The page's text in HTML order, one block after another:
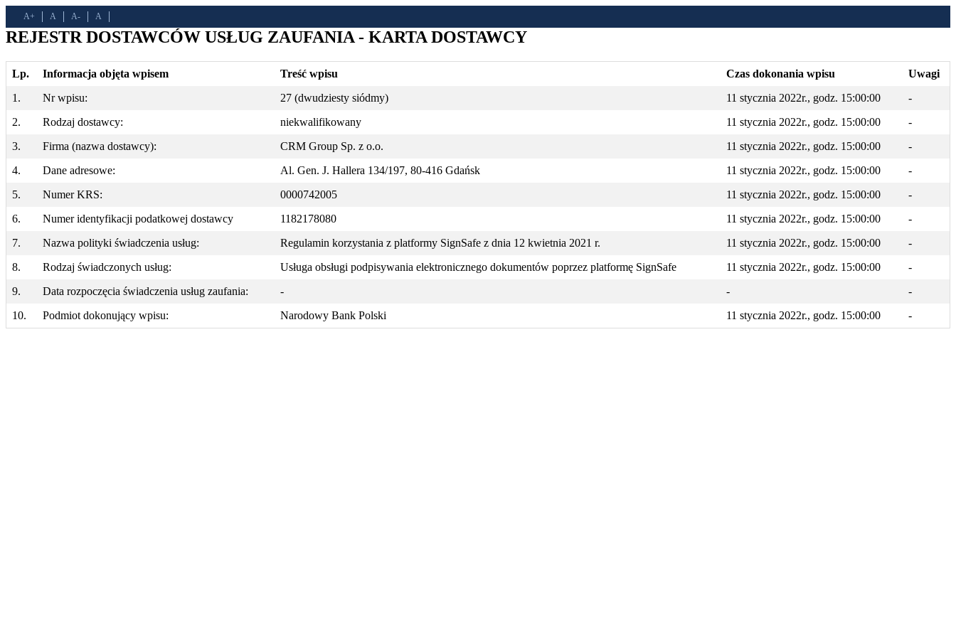
A+ A A- A
REJESTR DOSTAWCÓW USŁUG ZAUFANIA - KARTA DOSTAWCY
Lp. Informacja objęta wpisem Treść wpisu Czas dokonania wpisu
Uwagi
1.
Nr wpisu: 27 (dwudziesty siódmy) 11 stycznia 2022r., godz. 15:00:00
-
2.
Rodzaj dostawcy: niekwalifikowany 11 stycznia 2022r., godz. 15:00:00
-
3.
Firma (nazwa dostawcy): CRM Group Sp. z o.o. 11 stycznia 2022r., godz. 15:00:00
-
4.
Dane adresowe: Al. Gen. J. Hallera 134/197, 80-416 Gdańsk 11 stycznia 2022r., godz. 15:00:00
-
5.
Numer KRS: 0000742005 11 stycznia 2022r., godz. 15:00:00
-
6.
Numer identyfikacji podatkowej dostawcy 1182178080 11 stycznia 2022r., godz. 15:00:00
-
7.
Nazwa polityki świadczenia usług: Regulamin korzystania z platformy SignSafe z dnia 12 kwietnia 2021 r. 11 stycznia 2022r., godz. 15:00:00
-
8.
Rodzaj świadczonych usług: Usługa obsługi podpisywania elektronicznego dokumentów poprzez platformę SignSafe 11 stycznia 2022r., godz. 15:00:00
-
9.
Data rozpoczęcia świadczenia usług zaufania: - -
-
10.
Podmiot dokonujący wpisu: Narodowy Bank Polski 11 stycznia 2022r., godz. 15:00:00 -